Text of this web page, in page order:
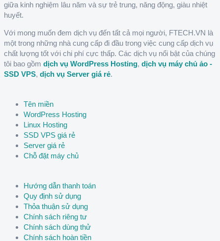
giữa kinh nghiệm lâu năm và sự trẻ trung, năng động, giàu nhiệt
huyết.
Với mong muốn đem dịch vụ đến tất cả mọi người, FTECH.VN là
một trong những nhà cung cấp đi đầu trong việc cung cấp dịch vụ
chất lượng tốt với chi phí cực thấp. Các dịch vụ nổi bật của chúng
tôi bao gồm dịch vụ WordPress Hosting, dịch vụ máy chủ ảo -
SSD VPS, dịch vụ Server giá rẻ.
Tên miền
WordPress Hosting
Linux Hosting
SSD VPS giá rẻ
Server giá rẻ
Chỗ đặt máy chủ
Hướng dẫn thanh toán
Quy định sử dụng
Thỏa thuận sử dụng
Chính sách riêng tư
Chính sách dùng thử
Chính sách hoàn tiền